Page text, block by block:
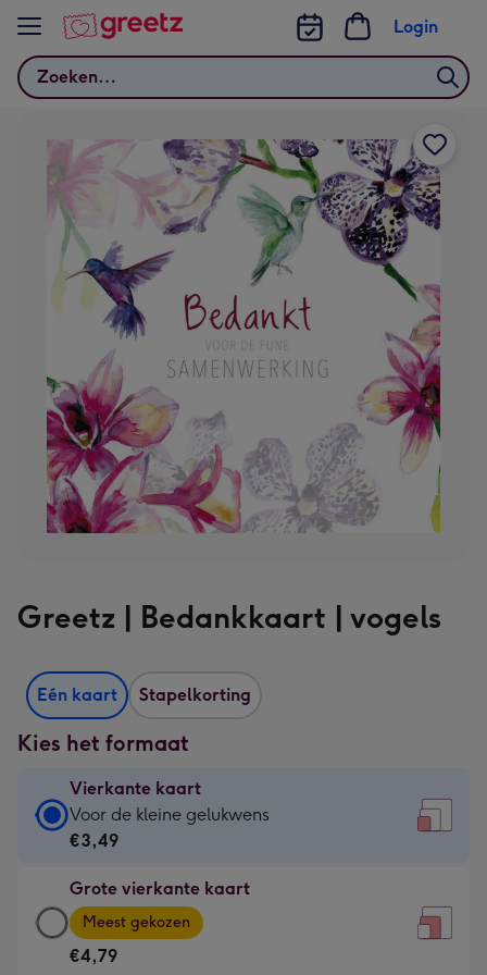
Bekijk meer
Zoeken
Login
Greetz | Bedankkaart | vogels
Eén kaart Stapelkorting
Kies het formaat
Vierkante kaart
Vierkante
kaart
€3,49
-
Voor
Voor de kleine gelukwens
€3,49
Grote vierkante kaart
Grote
vierkante
kaart
Meest gekozen
€4,79